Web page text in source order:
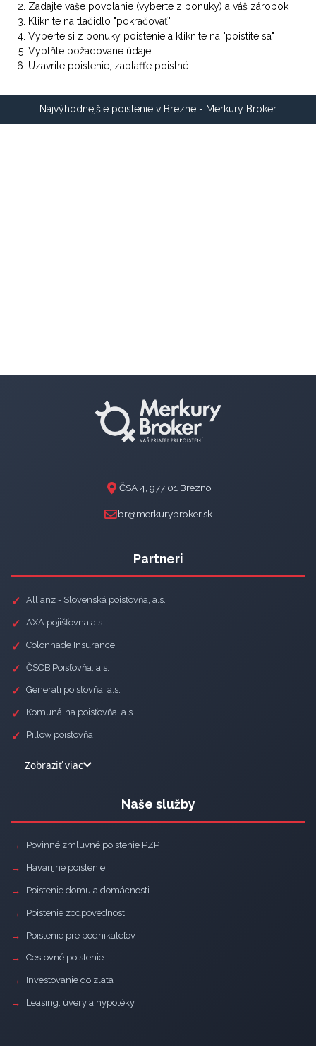
Zadajte vaše povolanie (vyberte z ponuky) a váš zárobok
Kliknite na tlačidlo "pokračovať"
Vyberte si z ponuky poistenie a kliknite na "poistite sa"
Vyplňte požadované údaje.
Uzavrite poistenie, zaplaťťe poistné.
Najvýhodnejšie poistenie v Brezne - Merkury Broker
ČSA 4, 977 01 Brezno
br@merkurybroker.sk
Partneri
Allianz - Slovenská poisťovňa, a.s.
AXA pojišťovna a.s.
Colonnade Insurance
ČSOB Poisťovňa, a.s.
Generali poisťovňa, a.s.
Komunálna poisťovňa, a.s.
Pillow poisťovňa
Zobraziť viac
Naše služby
Povinné zmluvné poistenie PZP
Havarijné poistenie
Poistenie domu a domácnosti
Poistenie zodpovednosti
Poistenie pre podnikateľov
Cestovné poistenie
Investovanie do zlata
Leasing, úvery a hypotéky